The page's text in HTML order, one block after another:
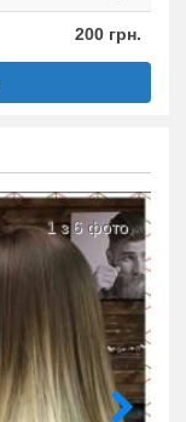
200 грн.
1 з 6 фото